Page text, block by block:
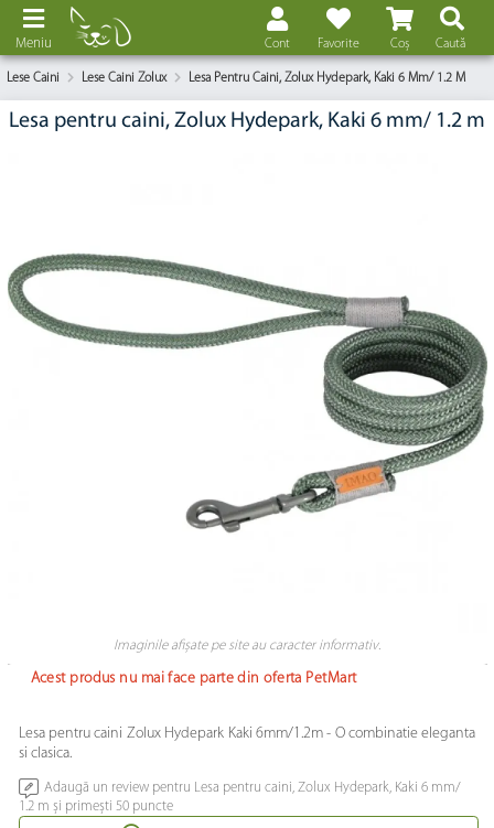
Coș
Favorite
Cont Caută
Meniu
Lese Caini Lese Caini Zolux Lesa Pentru Caini, Zolux Hydepark, Kaki 6 Mm/ 1.2 M
Lesa pentru caini, Zolux Hydepark, Kaki 6 mm/ 1.2 m
Imaginile afișate pe site au caracter informativ.
Acest produs nu mai face parte din oferta PetMart
Lesa pentru caini Zolux Hydepark Kaki 6mm/1.2m - O combinatie eleganta
si clasica.
Adaugă un review pentru Lesa pentru caini, Zolux Hydepark, Kaki 6 mm/
1.2 m și primești 50 puncte